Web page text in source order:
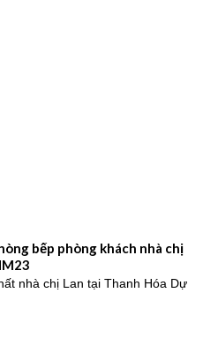
bếp phòng khách nhà chị
nhà chị Lan tại Thanh Hóa Dự